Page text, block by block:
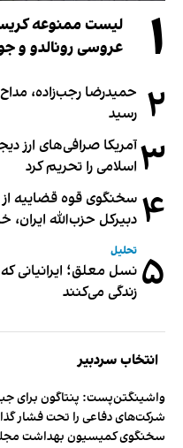
۱
عروسی رونالدو و
۲ حمیدرضا رجب‌زاده،
رسید
۳آمریکا صرافی‌های ارز
اسلامی را تحریم کرد
۴ سخنگوی قوه قضاییه
دبیر‌کل حزب‌الله ایران،
۵ تحلیل
نسل معلق؛ ایرانیانی
زندگی می‌کنند
انتخاب سردبیر
واشینگتن‌پست: پنتاگون برای
شرکت‌های دفاعی را تحت فشار
سخنگوی کمیسیون بهداشت